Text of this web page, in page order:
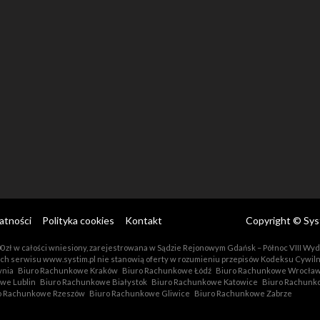
Polityka cookies Kontakt Copyright ©
zł w całości wniesiony, zarejestrowana w Sądzie Rejonowym Gdańsk – Północ VIII
serwisu www.systim.pl nie stanowią oferty w rozumieniu przepisów Kodeksu
Biuro Rachunkowe Kraków Biuro Rachunkowe Łódź Biuro Rachunkowe
Lublin Biuro Rachunkowe Białystok Biuro Rachunkowe Katowice
Biuro
Rachunkowe Rzeszów Biuro Rachunkowe Gliwice Biuro Rachunkowe Zabrze